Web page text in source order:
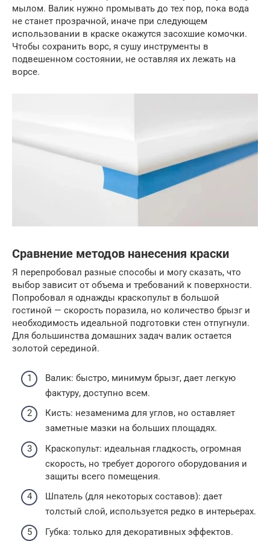
мылом. Валик нужно промывать до тех пор, пока вода
не станет прозрачной, иначе при следующем
использовании в краске окажутся засохшие комочки.
Чтобы сохранить ворс, я сушу инструменты в
подвешенном состоянии, не оставляя их лежать на
ворсе.
Сравнение методов нанесения краски
Я перепробовал разные способы и могу сказать, что
выбор зависит от объема и требований к поверхности.
Попробовал я однажды краскопульт в большой
гостиной — скорость поразила, но количество брызг и
необходимость идеальной подготовки стен отпугнули.
Для большинства домашних задач валик остается
золотой серединой.
Валик: быстро, минимум брызг, дает легкую
фактуру, доступно всем.
Кисть: незаменима для углов, но оставляет
заметные мазки на больших площадях.
Краскопульт: идеальная гладкость, огромная
скорость, но требует дорогого оборудования и
защиты всего помещения.
Шпатель (для некоторых составов): дает
толстый слой, используется редко в интерьерах.
Губка: только для декоративных эффектов.